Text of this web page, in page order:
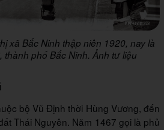
xã Bắc Ninh thập niên 1920, nay là
thành phố Bắc Ninh. Ảnh tư liệu
bộ Vũ Định thời Hùng Vương, đến
Thái Nguyên. Năm 1467 gọi là phủ